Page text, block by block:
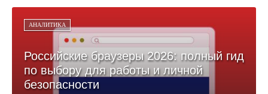
АНАЛИТИКА
Российские браузеры 2026: полный гид
по выбору для работы и личной
безопасности